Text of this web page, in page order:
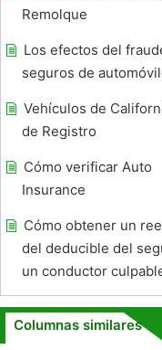
Remolque
Los efectos del
seguros de
Vehículos de
de Registro
Cómo verificar Auto
Insurance
Cómo obtener un
del deducible del
un conductor
Columnas similares